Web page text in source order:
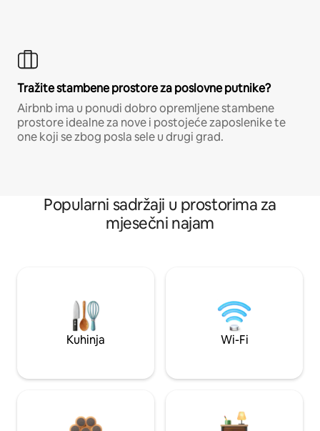
Tražite stambene prostore za poslovne putnike?
Airbnb ima u ponudi dobro opremljene stambene
prostore idealne za nove i postojeće zaposlenike te
one koji se zbog posla sele u drugi grad.
Popularni sadržaji u prostorima za
mjesečni najam
Kuhinja Wi-Fi